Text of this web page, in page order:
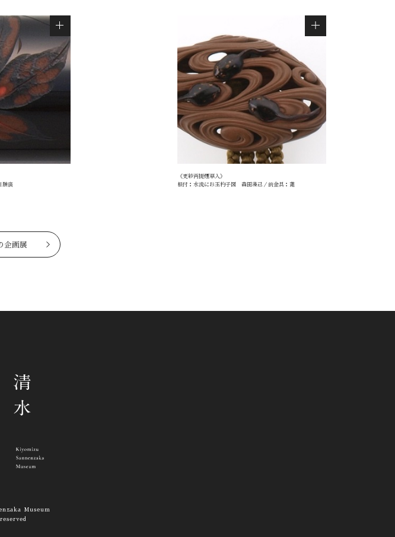
勝廣
《更紗両提煙草入》
根付：水流にお玉杓子図 森田藻己／前金具：蓮
企画展
Museum